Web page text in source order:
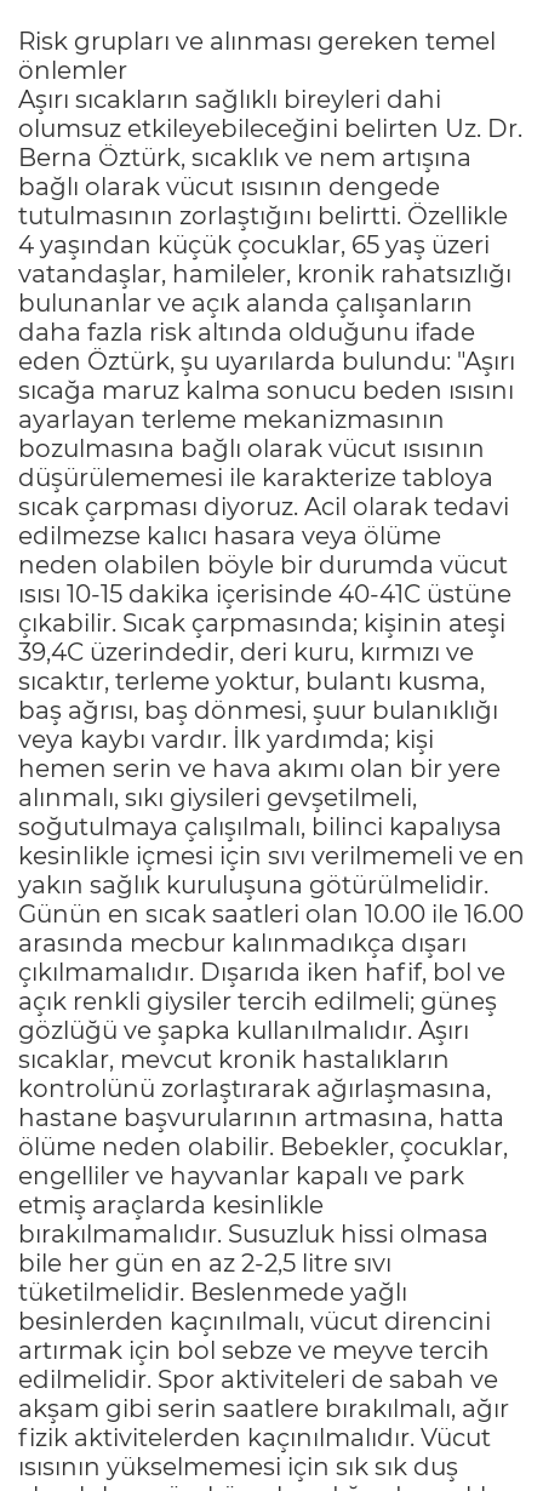
Risk grupları ve alınması gereken temel
önlemler
Aşırı sıcakların sağlıklı bireyleri dahi
olumsuz etkileyebileceğini belirten Uz. Dr.
Berna Öztürk, sıcaklık ve nem artışına
bağlı olarak vücut ısısının dengede
tutulmasının zorlaştığını belirtti. Özellikle
4 yaşından küçük çocuklar, 65 yaş üzeri
vatandaşlar, hamileler, kronik rahatsızlığı
bulunanlar ve açık alanda çalışanların
daha fazla risk altında olduğunu ifade
eden Öztürk, şu uyarılarda bulundu: "Aşırı
sıcağa maruz kalma sonucu beden ısısını
ayarlayan terleme mekanizmasının
bozulmasına bağlı olarak vücut ısısının
düşürülememesi ile karakterize tabloya
sıcak çarpması diyoruz. Acil olarak tedavi
edilmezse kalıcı hasara veya ölüme
neden olabilen böyle bir durumda vücut
ısısı 10-15 dakika içerisinde 40-41C üstüne
çıkabilir. Sıcak çarpmasında; kişinin ateşi
39,4C üzerindedir, deri kuru, kırmızı ve
sıcaktır, terleme yoktur, bulantı kusma,
baş ağrısı, baş dönmesi, şuur bulanıklığı
veya kaybı vardır. İlk yardımda; kişi
hemen serin ve hava akımı olan bir yere
alınmalı, sıkı giysileri gevşetilmeli,
soğutulmaya çalışılmalı, bilinci kapalıysa
kesinlikle içmesi için sıvı verilmemeli ve en
yakın sağlık kuruluşuna götürülmelidir.
Günün en sıcak saatleri olan 10.00 ile 16.00
arasında mecbur kalınmadıkça dışarı
çıkılmamalıdır. Dışarıda iken hafif, bol ve
açık renkli giysiler tercih edilmeli; güneş
gözlüğü ve şapka kullanılmalıdır. Aşırı
sıcaklar, mevcut kronik hastalıkların
kontrolünü zorlaştırarak ağırlaşmasına,
hastane başvurularının artmasına, hatta
ölüme neden olabilir. Bebekler, çocuklar,
engelliler ve hayvanlar kapalı ve park
etmiş araçlarda kesinlikle
bırakılmamalıdır. Susuzluk hissi olmasa
bile her gün en az 2-2,5 litre sıvı
tüketilmelidir. Beslenmede yağlı
besinlerden kaçınılmalı, vücut direncini
artırmak için bol sebze ve meyve tercih
edilmelidir. Spor aktiviteleri de sabah ve
akşam gibi serin saatlere bırakılmalı, ağır
fizik aktivitelerden kaçınılmalıdır. Vücut
ısısının yükselmemesi için sık sık duş